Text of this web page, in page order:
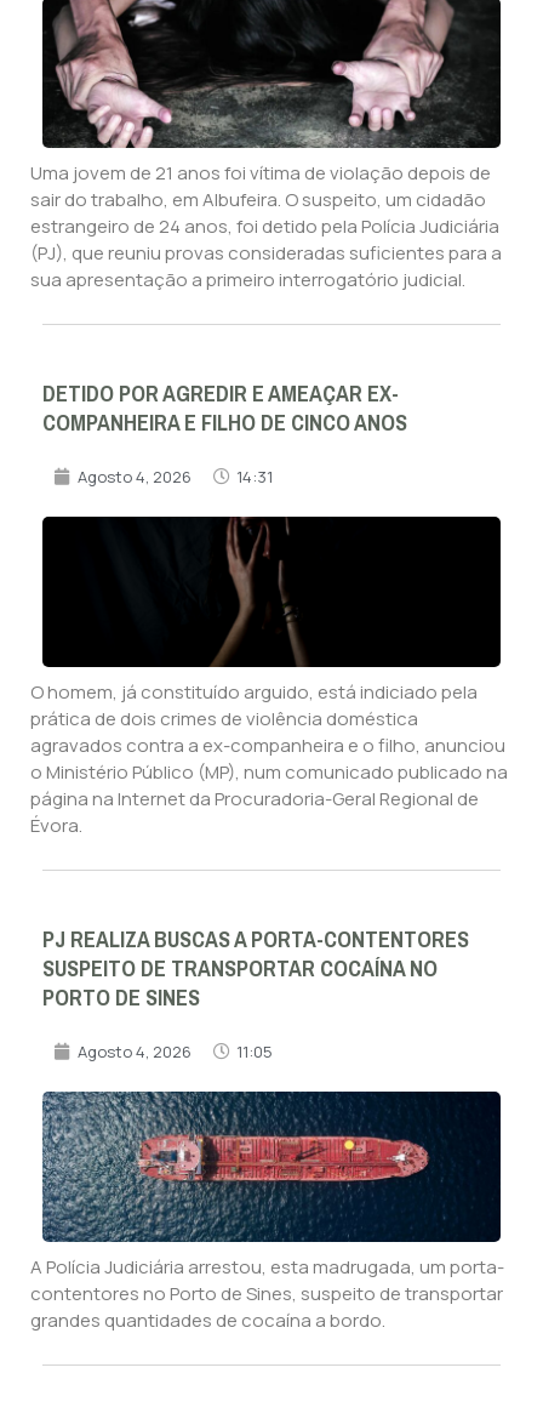
Uma jovem de 21 anos foi vítima de violação depois de
sair do trabalho, em Albufeira. O suspeito, um cidadão
estrangeiro de 24 anos, foi detido pela Polícia Judiciária
(PJ), que reuniu provas consideradas suficientes para a
sua apresentação a primeiro interrogatório judicial.
DETIDO POR AGREDIR E AMEAÇAR EX-
COMPANHEIRA E FILHO DE CINCO ANOS
Agosto 4, 2026 14:31
O homem, já constituído arguido, está indiciado pela
prática de dois crimes de violência doméstica
agravados contra a ex-companheira e o filho, anunciou
o Ministério Público (MP), num comunicado publicado na
página na Internet da Procuradoria-Geral Regional de
Évora.
PJ REALIZA BUSCAS A PORTA-CONTENTORES
SUSPEITO DE TRANSPORTAR COCAÍNA NO
PORTO DE SINES
Agosto 4, 2026 11:05
A Polícia Judiciária arrestou, esta madrugada, um porta-
contentores no Porto de Sines, suspeito de transportar
grandes quantidades de cocaína a bordo.